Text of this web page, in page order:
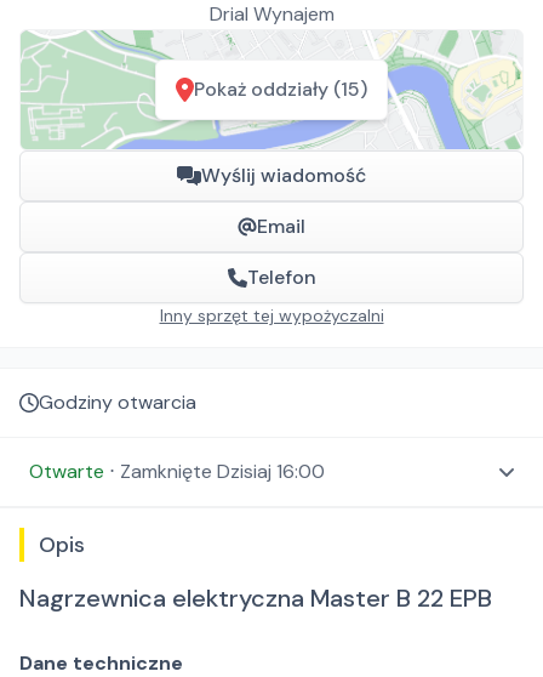
Drial Wynajem
Pokaż oddziały (15)
Wyślij wiadomość
Email
Telefon
Inny sprzęt tej wypożyczalni
Godziny otwarcia
Otwarte ⋅ Zamknięte Dzisiaj 16:00
Opis
Nagrzewnica elektryczna Master B 22 EPB
Dane techniczne